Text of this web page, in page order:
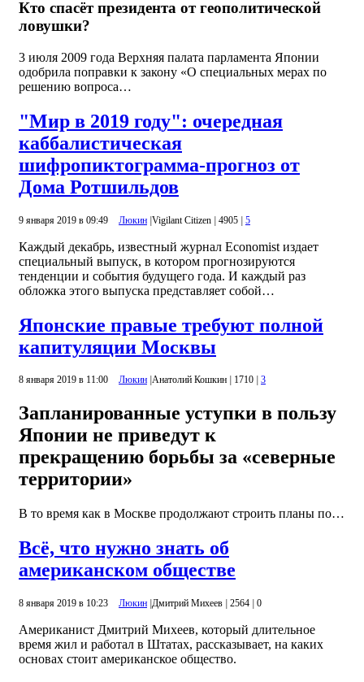
Кто спасёт президента от геополитической
ловушки?
3 июля 2009 года Верхняя палата парламента Японии
одобрила поправки к закону «О специальных мерах по
решению вопроса…
"Мир в 2019 году": очередная
каббалистическая
шифропиктограмма-прогноз от
Дома Ротшильдов
9 января 2019 в 09:49 Люкин |Vigilant Citizen | 4905 | 5
Каждый декабрь, известный журнал Economist издает
специальный выпуск, в котором прогнозируются
тенденции и события будущего года. И каждый раз
обложка этого выпуска представляет собой…
Японские правые требуют полной
капитуляции Москвы
8 января 2019 в 11:00 Люкин Анатолий Кошкин 1710 3
Запланированные уступки в пользу
Японии не приведут к
прекращению борьбы за «северные
территории»
В то время как в Москве продолжают строить планы по…
Всё, что нужно знать об
американском обществе
8 января 2019 в 10:23 Люкин Дмитрий Михеев 2564 0
Американист Дмитрий Михеев, который длительное
время жил и работал в Штатах, рассказывает, на каких
основах стоит американское общество.